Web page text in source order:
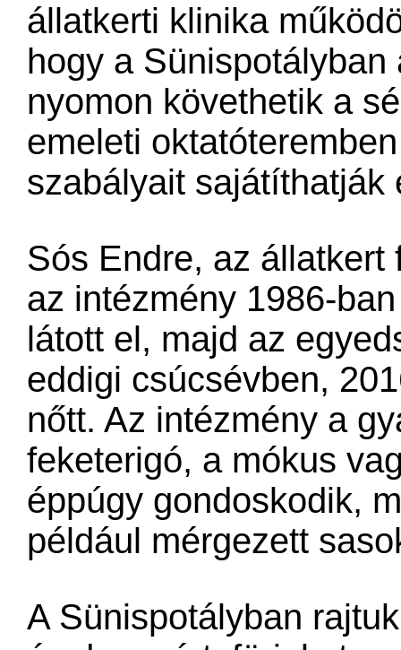
állatkerti klinika
hogy a
nyomon követhetik a
emeleti
szabályait sajátíthatják
Sós Endre, az
az intézmény 1986-
látott el, majd az
eddigi csúcsévben,
nőtt. Az intézmény a
feketerigó, a mókus
éppúgy gondoskodik,
például mérgezett
A Sünispotályban